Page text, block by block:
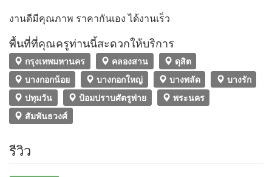
งานดีมีคุณภาพ ราคากันเอง ได้งานเร็ว
พื้นที่ที่คุณครูท่านนี้สะดวกให้บริการ
กรุงเทพมหานคร คลองสาน
ดุสิต
บางกอกน้อย
บางกอกใหญ่ บางพลัด
บางรัก
ปทุมวัน
ป้อมปราบศัตรูพ่าย
พระนคร
สัมพันธวงศ์
รีวิว